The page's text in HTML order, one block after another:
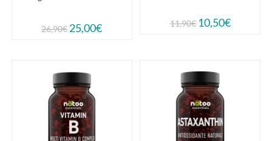
26,90€ 25,00€ 11,90€ 10,50€